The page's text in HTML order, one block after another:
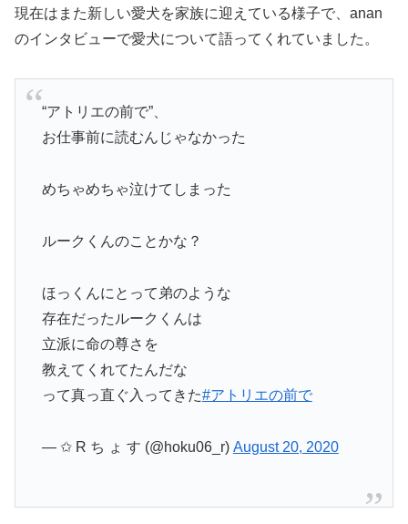
現在はまた新しい愛犬を家族に迎えている様子で、anan
のインタビューで愛犬について語ってくれていました。
“アトリエの前で”、
お仕事前に読むんじゃなかった
めちゃめちゃ泣けてしまった
ルークくんのことかな？
ほっくんにとって弟のような
存在だったルークくんは
立派に命の尊さを
教えてくれてたんだな
って真っ直ぐ入ってきた#アトリエの前で
— ✩ R ち ょ す (@hoku06_r) August 20, 2020